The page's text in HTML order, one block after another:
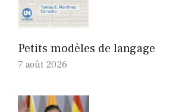
Petits modèles de langage
7 août 2026